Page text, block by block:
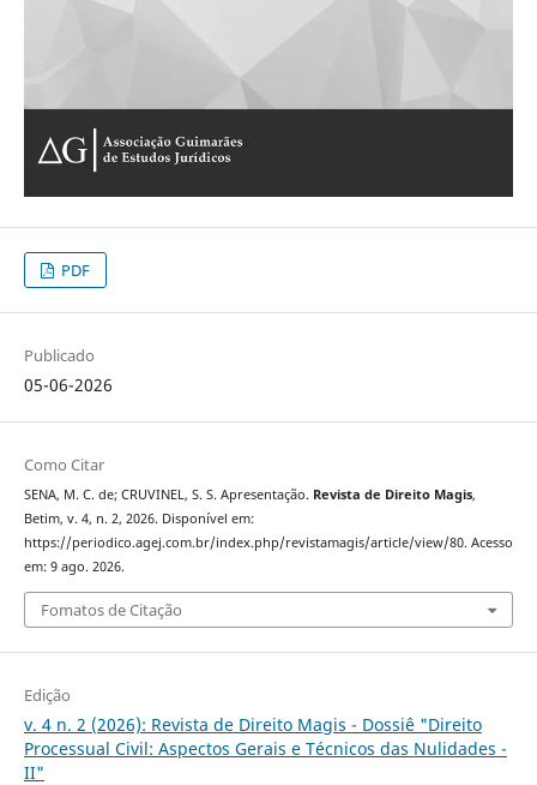
PDF
Publicado
05-06-2026
Como Citar
SENA, M. C. de; CRUVINEL, S. S. Apresentação. Revista de Direito Magis,
Betim, v. 4, n. 2, 2026. Disponível em:
https://periodico.agej.com.br/index.php/revistamagis/article/view/80. Acesso
em: 9 ago. 2026.
Fomatos de Citação
Edição
v. 4 n. 2 (2026): Revista de Direito Magis - Dossiê "Direito
Processual Civil: Aspectos Gerais e Técnicos das Nulidades -
II"